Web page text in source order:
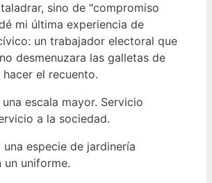
sino de "compromiso
mi última experiencia de
un trabajador electoral que
desmenuzara las galletas de
el recuento.
escala mayor. Servicio
a la sociedad.
una especie de jardinería
un uniforme.